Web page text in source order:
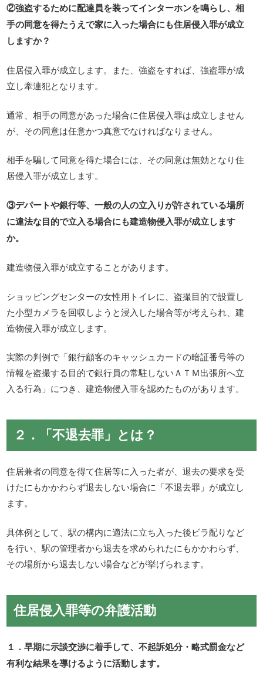
②強盗するために配達員を装ってインターホンを鳴らし、相
手の同意を得たうえで家に入った場合にも住居侵入罪が成立
しますか？
住居侵入罪が成立します。また、強盗をすれば、強盗罪が成
立し牽連犯となります。
通常、相手の同意があった場合に住居侵入罪は成立しません
が、その同意は任意かつ真意でなければなりません。
相手を騙して同意を得た場合には、その同意は無効となり住
居侵入罪が成立します。
③デパートや銀行等、一般の人の立入りが許されている場所
に違法な目的で立入る場合にも建造物侵入罪が成立します
か。
建造物侵入罪が成立することがあります。
ショッピングセンターの女性用トイレに、盗撮目的で設置し
た小型カメラを回収しようと浸入した場合等が考えられ、建
造物侵入罪が成立します。
実際の判例で「銀行顧客のキャッシュカードの暗証番号等の
情報を盗撮する目的で銀行員の常駐しないＡＴＭ出張所へ立
入る行為」につき、建造物侵入罪を認めたものがあります。
２．「不退去罪」とは？
住居兼者の同意を得て住居等に入った者が、退去の要求を受
けたにもかかわらず退去しない場合に「不退去罪」が成立し
ます。
具体例として、駅の構内に適法に立ち入った後ビラ配りなど
を行い、駅の管理者から退去を求められたにもかかわらず、
その場所から退去しない場合などが挙げられます。
住居侵入罪等の弁護活動
１．早期に示談交渉に着手して、不起訴処分・略式罰金など
有利な結果を導けるように活動します。